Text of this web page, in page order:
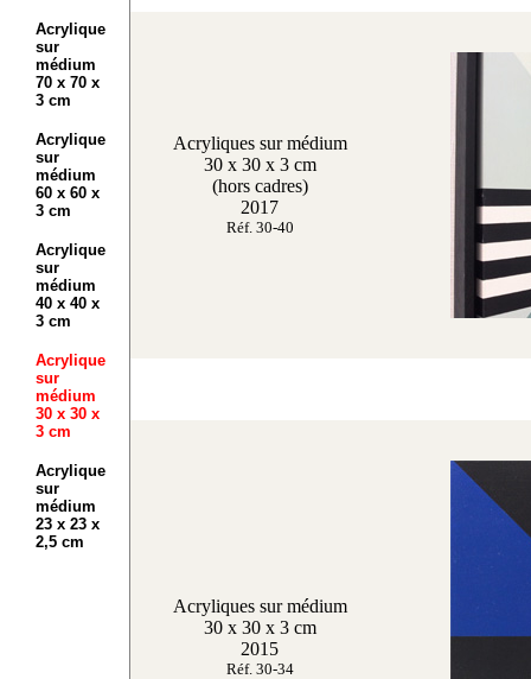
Acrylique
sur
médium
70 x 70 x
3 cm
Acrylique
sur
médium
60 x 60 x
3 cm
Acrylique
sur
médium
40 x 40 x
3 cm
Acrylique
sur
médium
30 x 30 x
3 cm
Acrylique
sur
médium
23 x 23 x
2,5 cm
Acryliques sur médium
30 x 30 x 3 cm
(hors cadres)
2017
Réf. 30-40
Acryliques sur médium
30 x 30 x 3 cm
2015
Réf. 30-34